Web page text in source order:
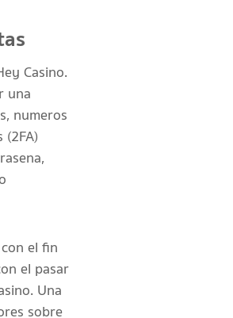
Casino.
una
numeros
el fin
el pasar
Una
sobre